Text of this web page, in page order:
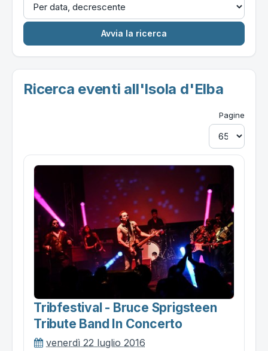
Ricerca eventi all'Isola d'Elba
Pagine
Tribfestival - Bruce Sprigsteen
Tribute Band In Concerto
venerdì 22 luglio 2016